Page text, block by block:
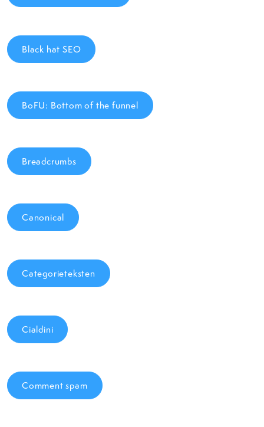
Black hat SEO
BoFU: Bottom of the funnel
Breadcrumbs
Canonical
Categorieteksten
Cialdini
Comment spam